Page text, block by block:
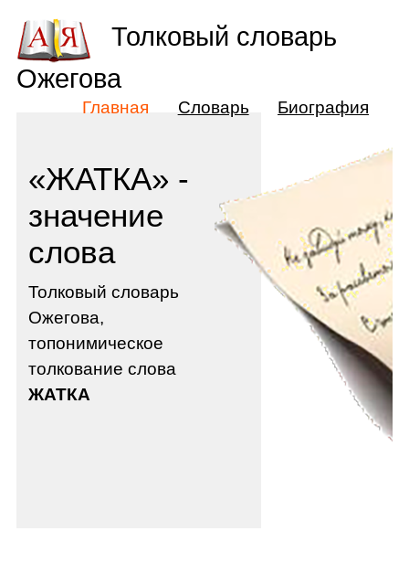
«ЖАТКА» -
значение
слова
Толковый словарь
Ожегова,
топонимическое
толкование слова
ЖАТКА
Толковый словарь
Ожегова
Главная Словарь Биография